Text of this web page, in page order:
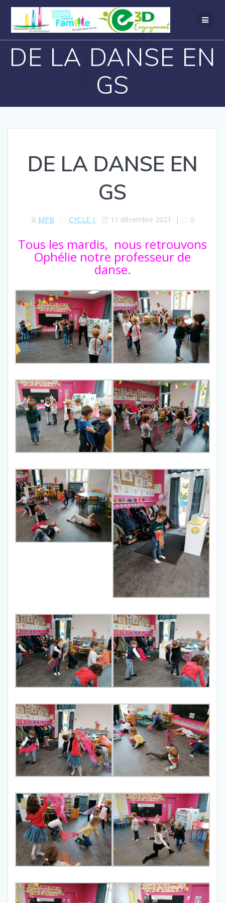
DE LA DANSE EN
GS
DE LA DANSE EN
GS
MPB CYCLE 1 11 décembre 2021 | 0
Tous les mardis, nous retrouvons
Ophélie notre professeur de
danse.